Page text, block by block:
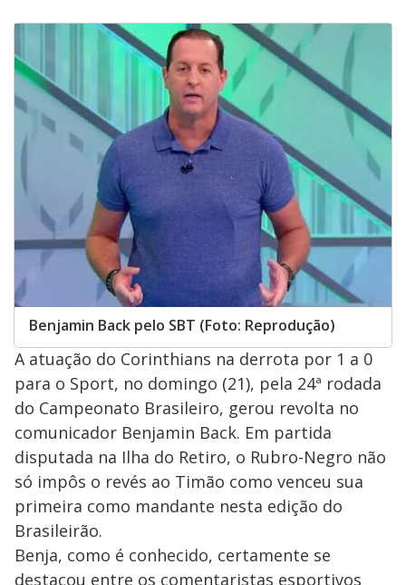
Benjamin Back pelo SBT (Foto: Reprodução)
A atuação do Corinthians na derrota por 1 a 0
para o Sport, no domingo (21), pela 24ª rodada
do Campeonato Brasileiro, gerou revolta no
comunicador Benjamin Back. Em partida
disputada na Ilha do Retiro, o Rubro-Negro não
só impôs o revés ao Timão como venceu sua
primeira como mandante nesta edição do
Brasileirão.
Benja, como é conhecido, certamente se
destacou entre os comentaristas esportivos